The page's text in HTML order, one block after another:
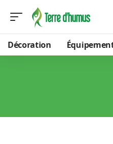
Décoration